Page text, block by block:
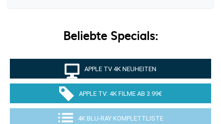
Beliebte Specials:
APPLE TV 4K NEUHEITEN
APPLE TV: 4K FILME AB 3.99€
4K BLU-RAY KOMPLETTLISTE